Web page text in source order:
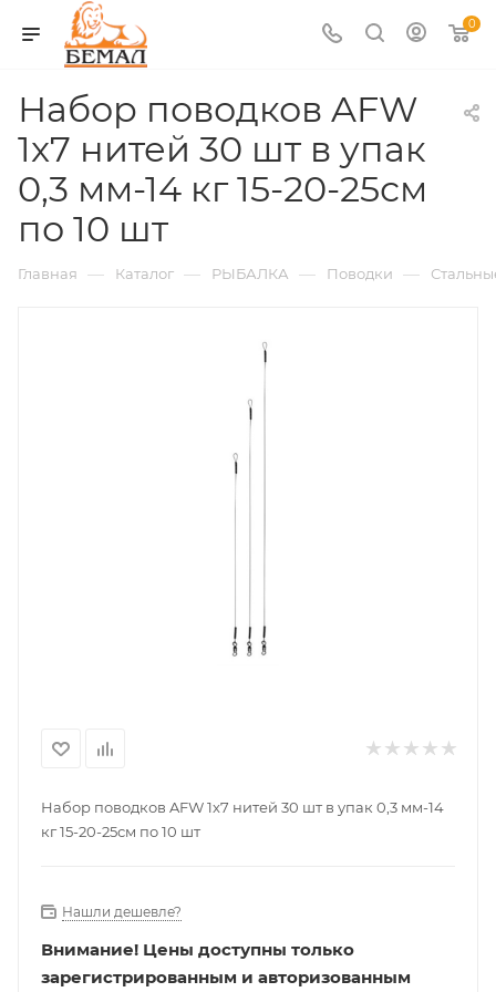
0
Набор поводков AFW
1x7 нитей 30 шт в упак
0,3 мм-14 кг 15-20-25см
по 10 шт
Главная — Каталог — РЫБАЛКА — Поводки —
Набор поводков AFW 1x7 нитей 30 шт в упак 0,3 мм-14
кг 15-20-25см по 10 шт
Нашли дешевле?
Внимание! Цены доступны только
зарегистрированным и авторизованным